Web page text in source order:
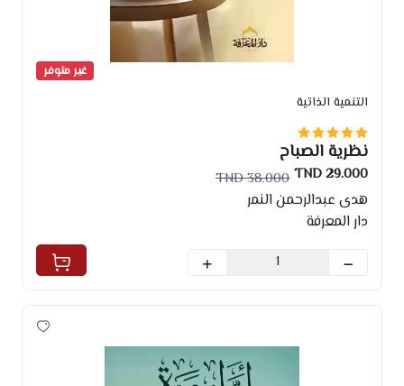
غير متوفر
التنمية الذاتية
نظرية الصباح
29.000 TND
38.000 TND
هدى عبدالرحمن النمر
دار المعرفة